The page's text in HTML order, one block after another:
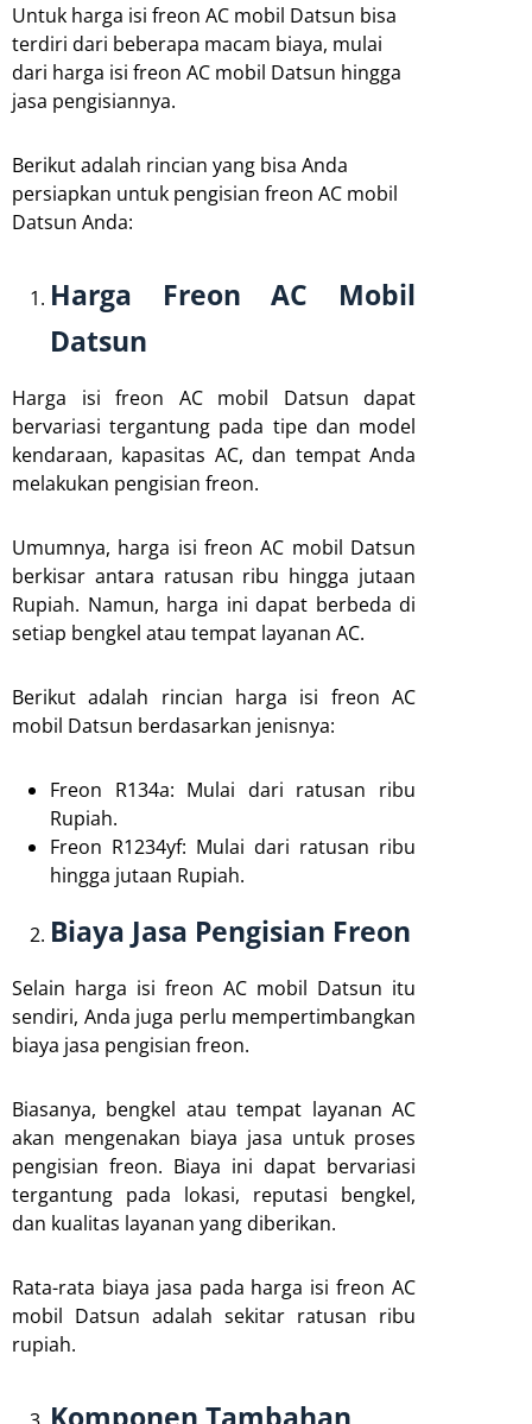
Untuk harga isi freon AC mobil Datsun bisa
terdiri dari beberapa macam biaya, mulai
dari harga isi freon AC mobil Datsun hingga
jasa pengisiannya.
Berikut adalah rincian yang bisa Anda
persiapkan untuk pengisian freon AC mobil
Datsun Anda:
Harga Freon AC Mobil
Datsun
Harga isi freon AC mobil Datsun dapat
bervariasi tergantung pada tipe dan model
kendaraan, kapasitas AC, dan tempat Anda
melakukan pengisian freon.
Umumnya, harga isi freon AC mobil Datsun
berkisar antara ratusan ribu hingga jutaan
Rupiah. Namun, harga ini dapat berbeda di
setiap bengkel atau tempat layanan AC.
Berikut adalah rincian harga isi freon AC
mobil Datsun berdasarkan jenisnya:
Freon R134a: Mulai dari ratusan ribu
Rupiah.
Freon R1234yf: Mulai dari ratusan ribu
hingga jutaan Rupiah.
Biaya Jasa Pengisian Freon
Selain harga isi freon AC mobil Datsun itu
sendiri, Anda juga perlu mempertimbangkan
biaya jasa pengisian freon.
Biasanya, bengkel atau tempat layanan AC
akan mengenakan biaya jasa untuk proses
pengisian freon. Biaya ini dapat bervariasi
tergantung pada lokasi, reputasi bengkel,
dan kualitas layanan yang diberikan.
Rata-rata biaya jasa pada harga isi freon AC
mobil Datsun adalah sekitar ratusan ribu
rupiah.
Komponen Tambahan